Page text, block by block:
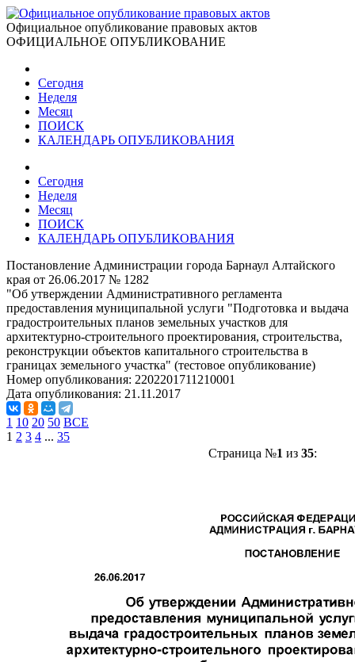
Официальное опубликование правовых актов
ОФИЦИАЛЬНОЕ ОПУБЛИКОВАНИЕ
Сегодня
Неделя
Месяц
ПОИСК
КАЛЕНДАРЬ ОПУБЛИКОВАНИЯ
Сегодня
Неделя
Месяц
ПОИСК
КАЛЕНДАРЬ ОПУБЛИКОВАНИЯ
Постановление Администрации города Барнаул Алтайского
края от 26.06.2017 № 1282
"Об утверждении Административного регламента
предоставления муниципальной услуги "Подготовка и выдача
градостроительных планов земельных участков для
архитектурно-строительного проектирования, строительства,
реконструкции объектов капитального строительства в
границах земельного участка" (тестовое опубликование)
Номер опубликования: 2202201711210001
Дата опубликования: 21.11.2017
1 10 20 50 ВСЕ
1 2 3 4 ... 35
Страница №1 из 35: